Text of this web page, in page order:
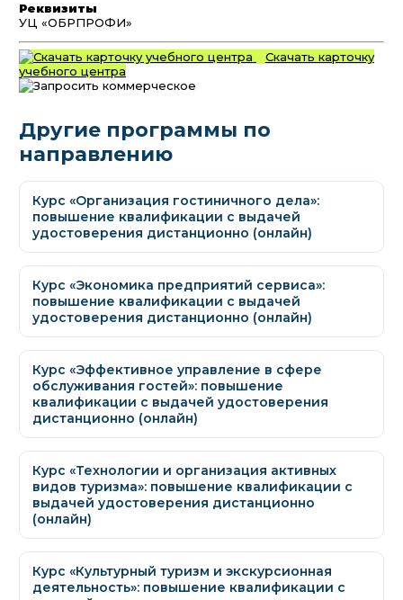
Реквизиты
УЦ «ОБРПРОФИ»
Скачать карточку
учебного центра
Другие программы по
направлению
Курс «Организация гостиничного дела»:
повышение квалификации с выдачей
удостоверения дистанционно (онлайн)
Курс «Экономика предприятий сервиса»:
повышение квалификации с выдачей
удостоверения дистанционно (онлайн)
Курс «Эффективное управление в сфере
обслуживания гостей»: повышение
квалификации с выдачей удостоверения
дистанционно (онлайн)
Курс «Технологии и организация активных
видов туризма»: повышение квалификации с
выдачей удостоверения дистанционно
(онлайн)
Курс «Культурный туризм и экскурсионная
деятельность»: повышение квалификации с